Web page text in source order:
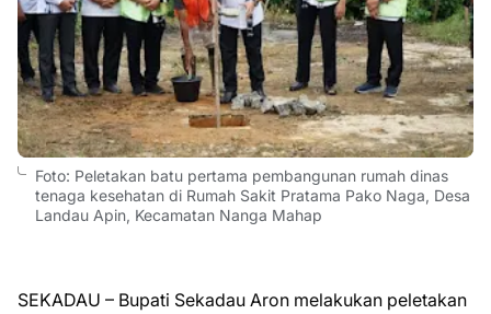
Foto: Peletakan batu pertama pembangunan rumah dinas
tenaga kesehatan di Rumah Sakit Pratama Pako Naga, Desa
Landau Apin, Kecamatan Nanga Mahap
SEKADAU – Bupati Sekadau Aron melakukan peletakan